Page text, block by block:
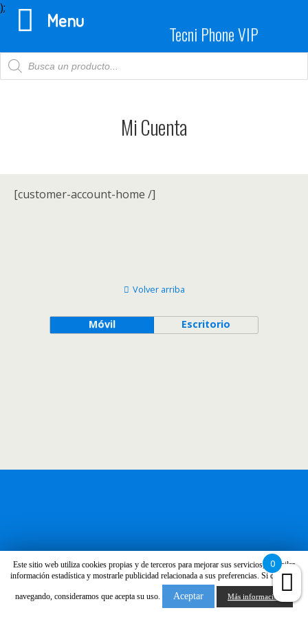
);
Tecni Phone VIP
Products
search
Mi Cuenta
[customer-account-home /]
Este sitio web utiliza cookies propias y de terceros para mejorar sus servicios, recopilar
información estadística y mostrarle publicidad relacionada a sus preferencias. Si continúa
navegando, consideramos que acepta su uso. Aceptar Más información
Menu
0
Volver arriba
Móvil Escritorio